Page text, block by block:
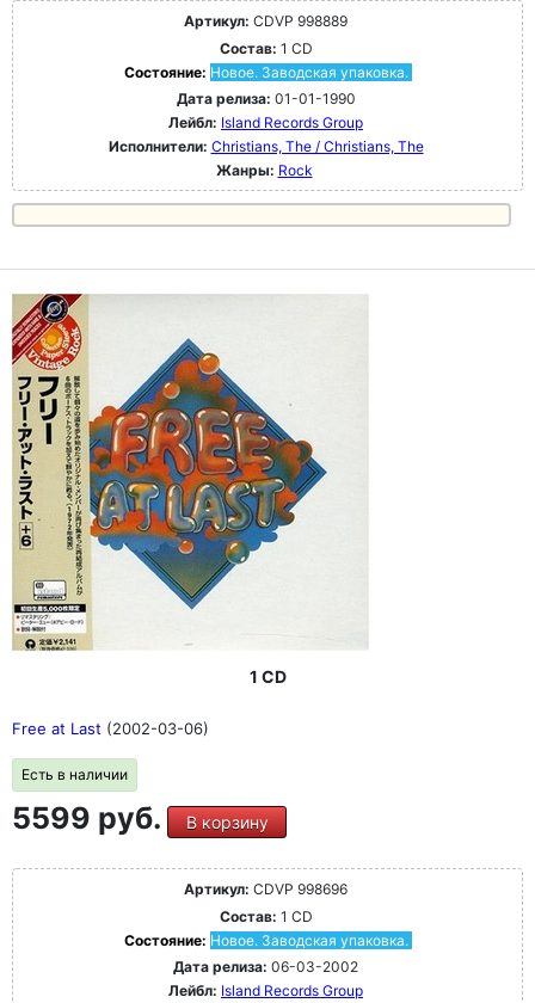
Артикул: CDVP 998889
Состав: 1 CD
Состояние: Новое. Заводская упаковка.
Дата релиза: 01-01-1990
Лейбл: Island Records Group
Исполнители: Christians, The / Christians, The
Жанры: Rock
1 CD
Free at Last (2002-03-06)
Есть в наличии
5599 руб. В корзину
Артикул: CDVP 998696
Состав: 1 CD
Состояние: Новое. Заводская упаковка.
Дата релиза: 06-03-2002
Лейбл: Island Records Group